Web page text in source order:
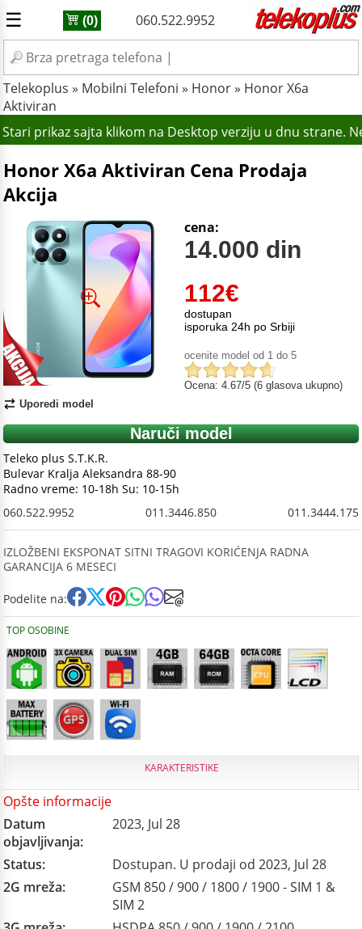
☰ (0) 060.522.9952
Telekoplus » Mobilni Telefoni » Honor» Honor X6a
Aktiviran
prikaz sajta klikom na Desktop verziju u dnu strane.
Honor X6a Aktiviran Cena Prodaja
Akcija
Uporedi model
112€
cena:
14.000 din
dostupan
isporuka 24h po Srbiji
ocenite model od 1 do 5
Ocena: 4.67/5 (6 glasova ukupno)
Naruči model
Teleko plus S.T.K.R.
Bulevar Kralja Aleksandra 88-90
Radno vreme: 10-18h Su: 10-15h
060.522.9952
011.3446.850 011.3444.175
IZLOŽBENI EKSPONAT SITNI TRAGOVI KORIĆENJA RADNA
GARANCIJA 6 MESECI
Podelite na:
TOP OSOBINE
KARAKTERISTIKE
Opšte informacije
Datum
objavljivanja:
2023, Jul 28
Status:
Dostupan. U prodaji od 2023, Jul 28
2G mreža:
GSM 850 / 900 / 1800 / 1900 - SIM 1 &
SIM 2